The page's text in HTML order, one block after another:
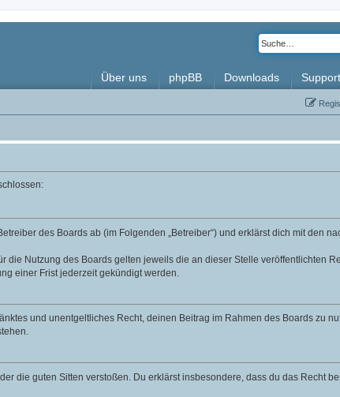
Über uns phpBB Downloads Support
des Boards ab (im Folgenden „Betreiber“) und erklärst dich mit den
die Nutzung des Boards gelten jeweils die an dieser Stelle veröffentlichten
einer Frist jederzeit gekündigt werden.
und unentgeltliches Recht, deinen Beitrag im Rahmen des Boards zu
die guten Sitten verstoßen. Du erklärst insbesondere, dass du das Recht